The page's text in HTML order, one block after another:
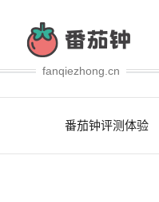
fanqiezhong.cn
番茄钟评测体验